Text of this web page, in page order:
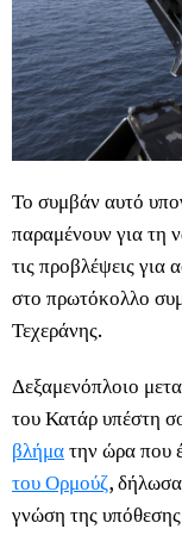
Το συμβάν αυτό
παραμένουν για τη
τις προβλέψεις για
στο πρωτόκολλο
Τεχεράνης.
Δεξαμενόπλοιο
του Κατάρ υπέστη
βλήματην ώρα που
του Ορμούζ,
γνώση της